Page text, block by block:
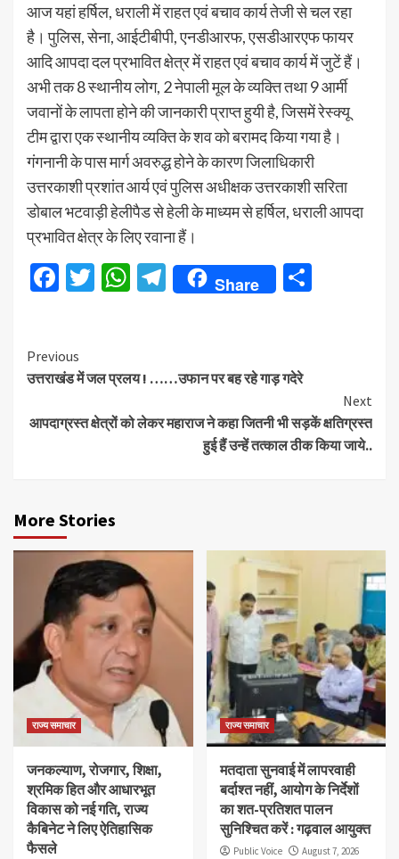
आज यहां हर्षिल, धराली में राहत एवं बचाव कार्य तेजी से चल रहा
है। पुलिस, सेना, आईटीबीपी, एनडीआरफ, एसडीआरएफ फायर
आदि आपदा दल प्रभावित क्षेत्र में राहत एवं बचाव कार्य में जुटें हैं।
अभी तक 8 स्थानीय लोग, 2 नेपाली मूल के व्यक्ति तथा 9 आर्मी
जवानों के लापता होने की जानकारी प्राप्त हुयी है, जिसमें रेस्क्यू
टीम द्वारा एक स्थानीय व्यक्ति के शव को बरामद किया गया है।
गंगनानी के पास मार्ग अवरुद्ध होने के कारण जिलाधिकारी
उत्तरकाशी प्रशांत आर्य एवं पुलिस अधीक्षक उत्तरकाशी सरिता
डोबाल भटवाड़ी हेलीपैड से हेली के माध्यम से हर्षिल, धराली आपदा
प्रभावित क्षेत्र के लिए रवाना हैं।
Facebook
TwitterWhatsApp
Telegram
Share
Continue
Reading
Previous
उत्तराखंड में जल प्रलय ! ……उफान पर बह रहे गाड़ गदेरे
Next
आपदाग्रस्त क्षेत्रों को लेकर महाराज ने कहा जितनी भी सड़कें क्षतिग्रस्त
हुई हैं उन्हें तत्काल ठीक किया जाये..
More Stories
राज्य समाचार
जनकल्याण, रोजगार, शिक्षा,
श्रमिक हित और आधारभूत
विकास को नई गति, राज्य
कैबिनेट ने लिए ऐतिहासिक
फैसले
राज्य समाचार
मतदाता सुनवाई में लापरवाही
बर्दाश्त नहीं, आयोग के निर्देशों
का शत-प्रतिशत पालन
सुनिश्चित करें : गढ़वाल आयुक्त
Public Voice August 7, 2026